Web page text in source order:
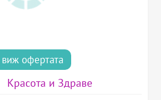
виж офертата
Красота и Здраве